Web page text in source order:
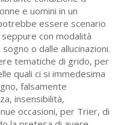
e uomini in un
essere scenario
con modalità
o dalle allucinazioni.
tematiche di grido, per
quali ci si immedesima
falsamente
insensibilità,
occasioni, per Trier, di